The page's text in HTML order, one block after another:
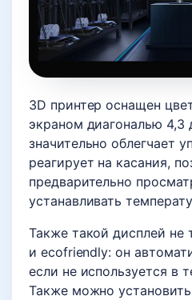
3D принтер оснащен
экраном диагональю 4,3
значительно облегчает
реагирует на касания,
предварительно
устанавливать
Также такой дисплей не
и ecofriendly: он
если не используется в
Также можно